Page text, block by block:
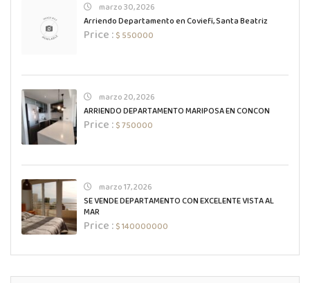
marzo 30, 2026
Arriendo Departamento en Coviefi, Santa Beatriz
Price :$ 550000
marzo 20, 2026
ARRIENDO DEPARTAMENTO MARIPOSA EN CONCON
Price :$ 750000
marzo 17, 2026
SE VENDE DEPARTAMENTO CON EXCELENTE VISTA AL
MAR
Price :$ 140000000